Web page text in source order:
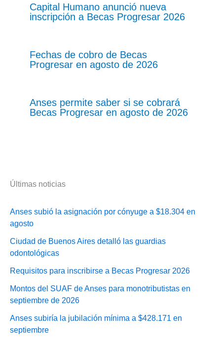
Capital Humano anunció nueva
inscripción a Becas Progresar 2026
Fechas de cobro de Becas
Progresar en agosto de 2026
Anses permite saber si se cobrará
Becas Progresar en agosto de 2026
Últimas noticias
Anses subió la asignación por cónyuge a $18.304 en
agosto
Ciudad de Buenos Aires detalló las guardias
odontológicas
Requisitos para inscribirse a Becas Progresar 2026
Montos del SUAF de Anses para monotributistas en
septiembre de 2026
Anses subiría la jubilación mínima a $428.171 en
septiembre